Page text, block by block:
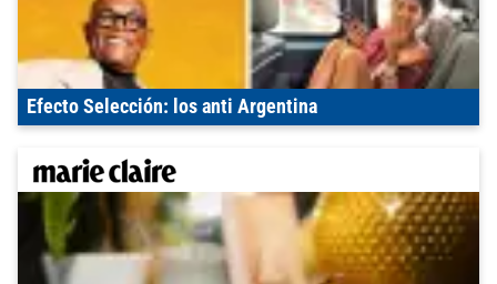
Efecto Selección: los anti Argentina